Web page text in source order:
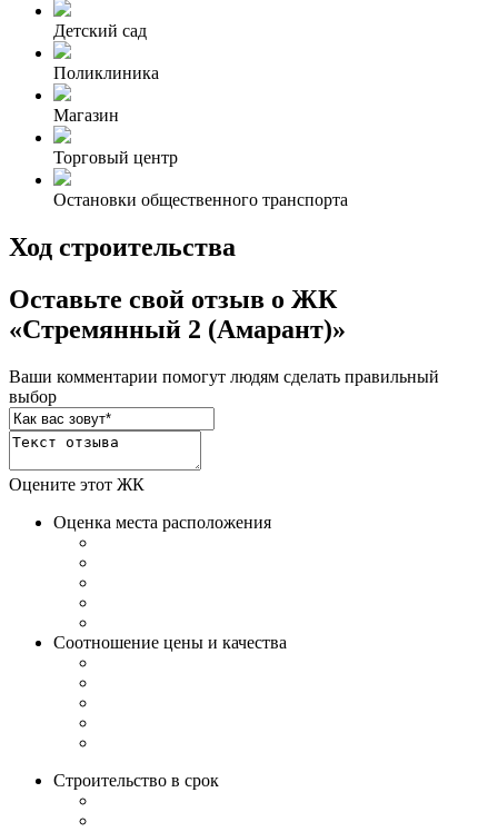
Детский сад
Поликлиника
Магазин
Торговый центр
Остановки общественного транспорта
Ход строительства
Оставьте свой отзыв о ЖК
«Стремянный 2 (Амарант)»
Ваши комментарии помогут людям сделать правильный
выбор
Оцените этот ЖК
Оценка места расположения
Соотношение цены и качества
Строительство в срок